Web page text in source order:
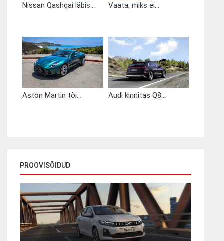
Nissan Qashqai läbis... Vaata, miks ei...
Aston Martin tõi... Audi kinnitas Q8...
PROOVISÕIDUD